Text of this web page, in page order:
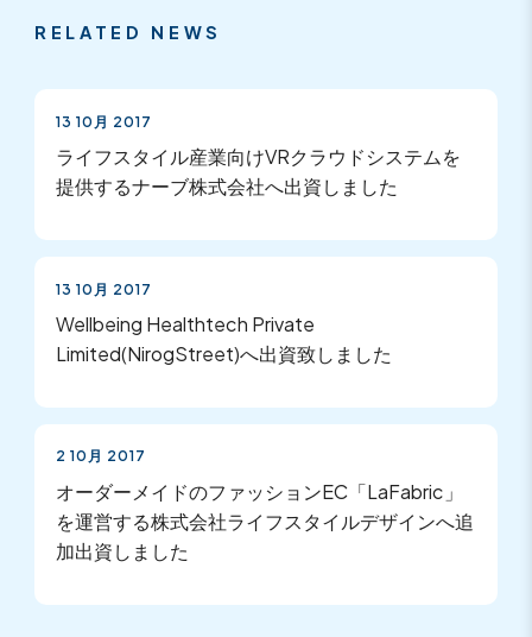
RELATED NEWS
13 10月 2017
ライフスタイル産業向けVRクラウドシステムを
提供するナーブ株式会社へ出資しました
13 10月 2017
Wellbeing Healthtech Private
Limited(NirogStreet)へ出資致しました
2 10月 2017
オーダーメイドのファッションEC「LaFabric」
を運営する株式会社ライフスタイルデザインへ追
加出資しました